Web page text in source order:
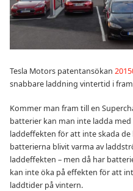
Tesla Motors patentansökan
snabbare laddning vintertid i
Kommer man fram till en
batterier kan man inte ladda
laddeffekten för att inte skada
batterierna blivit varma av
laddeffekten – men då har
kan inte öka på effekten för att
laddtider på vintern.